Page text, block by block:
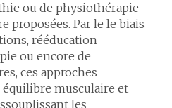
ou de physiothérapie
proposées. Par le le biais
rééducation
ou encore de
ces approches
musculaire et
les